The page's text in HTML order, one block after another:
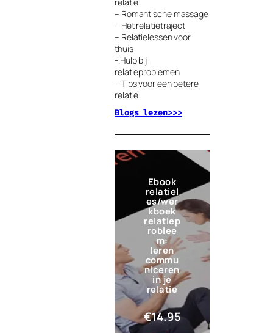
– Romantische massage
– Het relatietraject
– Relatielessen voor
thuis
-.Hulp bij
relatieproblemen
– Tips voor een betere
relatie
Blogs lezen>>>
Ebook
relatiel
es/wer
kboek
relatiep
roblee
m:
leren
commu
niceren
in je
relatie
€14.95